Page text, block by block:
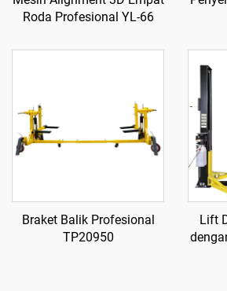
Roda Profesional YL-66
Braket Balik Profesional
TP20950
Lift